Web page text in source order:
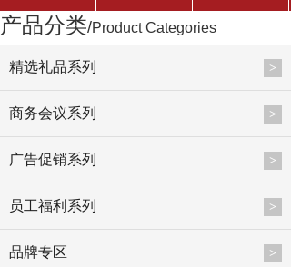
资产管理经理 行业分析师 资深投资总监
产品分类/Product Categories
精选礼品系列 >
商务会议系列 >
广告促销系列 >
员工福利系列 >
品牌专区 >